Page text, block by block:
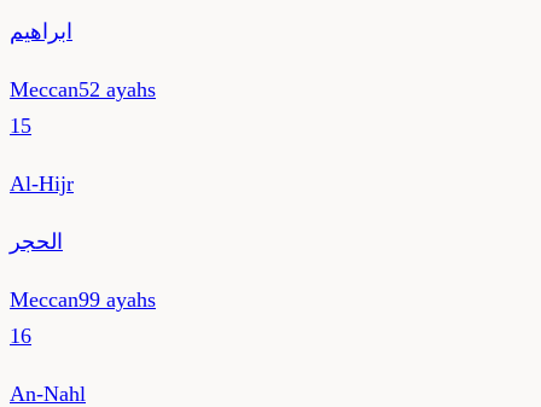
ابراهيم
Meccan52 ayahs
15
Al-Hijr
الحجر
Meccan99 ayahs
16
An-Nahl